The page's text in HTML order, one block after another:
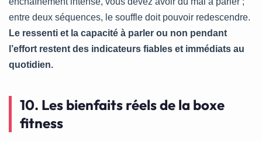
entre deux séquences, le souffle doit pouvoir redescendre.
Le ressenti et la capacité à parler ou non pendant
l’effort restent des indicateurs fiables et immédiats au
quotidien.
10. Les bienfaits réels de la boxe
fitness